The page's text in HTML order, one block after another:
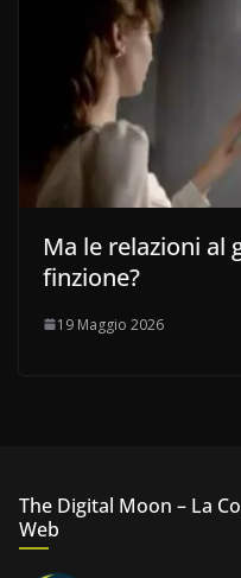
Ma le relazioni al
finzione?
19 Maggio 2026
The Digital Moon – La
Web